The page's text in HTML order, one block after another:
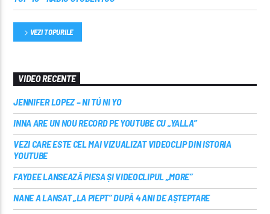
VEZI TOPURILE
VIDEO RECENTE
JENNIFER LOPEZ – NI TÚ NI YO
INNA ARE UN NOU RECORD PE YOUTUBE CU „YALLA”
VEZI CARE ESTE CEL MAI VIZUALIZAT VIDEOCLIP DIN ISTORIA
YOUTUBE
FAYDEE LANSEAZĂ PIESA ȘI VIDEOCLIPUL „MORE”
NANE A LANSAT „LA PIEPT” DUPĂ 4 ANI DE AȘTEPTARE